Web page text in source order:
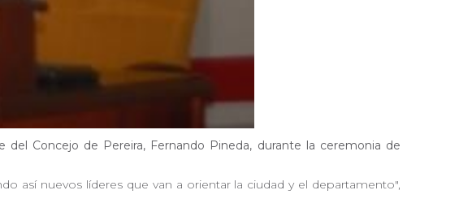
Concejo de Pereira, Fernando Pineda, durante la ceremonia de
así nuevos líderes que van a orientar la ciudad y el departamento",